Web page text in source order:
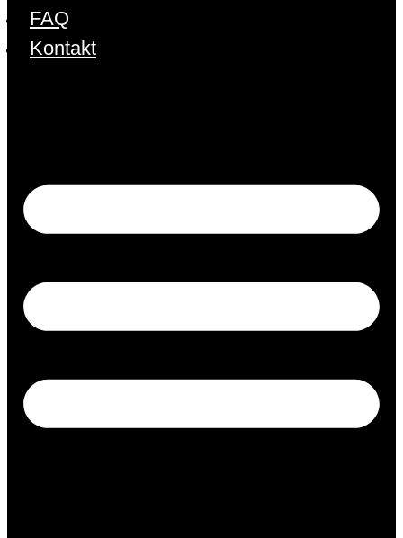
FAQ
Kontakt